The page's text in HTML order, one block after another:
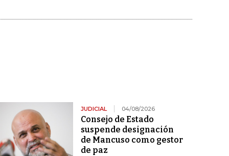
JUDICIAL 04/08/2026
Consejo de Estado
suspende designación
de Mancuso como gestor
de paz